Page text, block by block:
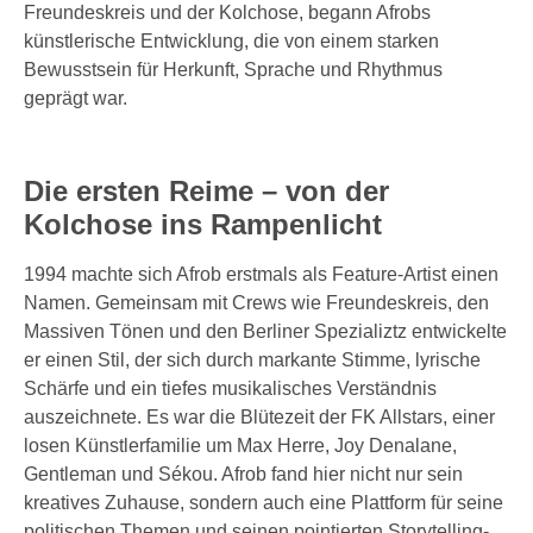
Freundeskreis und der Kolchose, begann Afrobs
künstlerische Entwicklung, die von einem starken
Bewusstsein für Herkunft, Sprache und Rhythmus
geprägt war.
Die ersten Reime – von der
Kolchose ins Rampenlicht
1994 machte sich Afrob erstmals als Feature-Artist einen
Namen. Gemeinsam mit Crews wie Freundeskreis, den
Massiven Tönen und den Berliner Spezializtz entwickelte
er einen Stil, der sich durch markante Stimme, lyrische
Schärfe und ein tiefes musikalisches Verständnis
auszeichnete. Es war die Blütezeit der FK Allstars, einer
losen Künstlerfamilie um Max Herre, Joy Denalane,
Gentleman und Sékou. Afrob fand hier nicht nur sein
kreatives Zuhause, sondern auch eine Plattform für seine